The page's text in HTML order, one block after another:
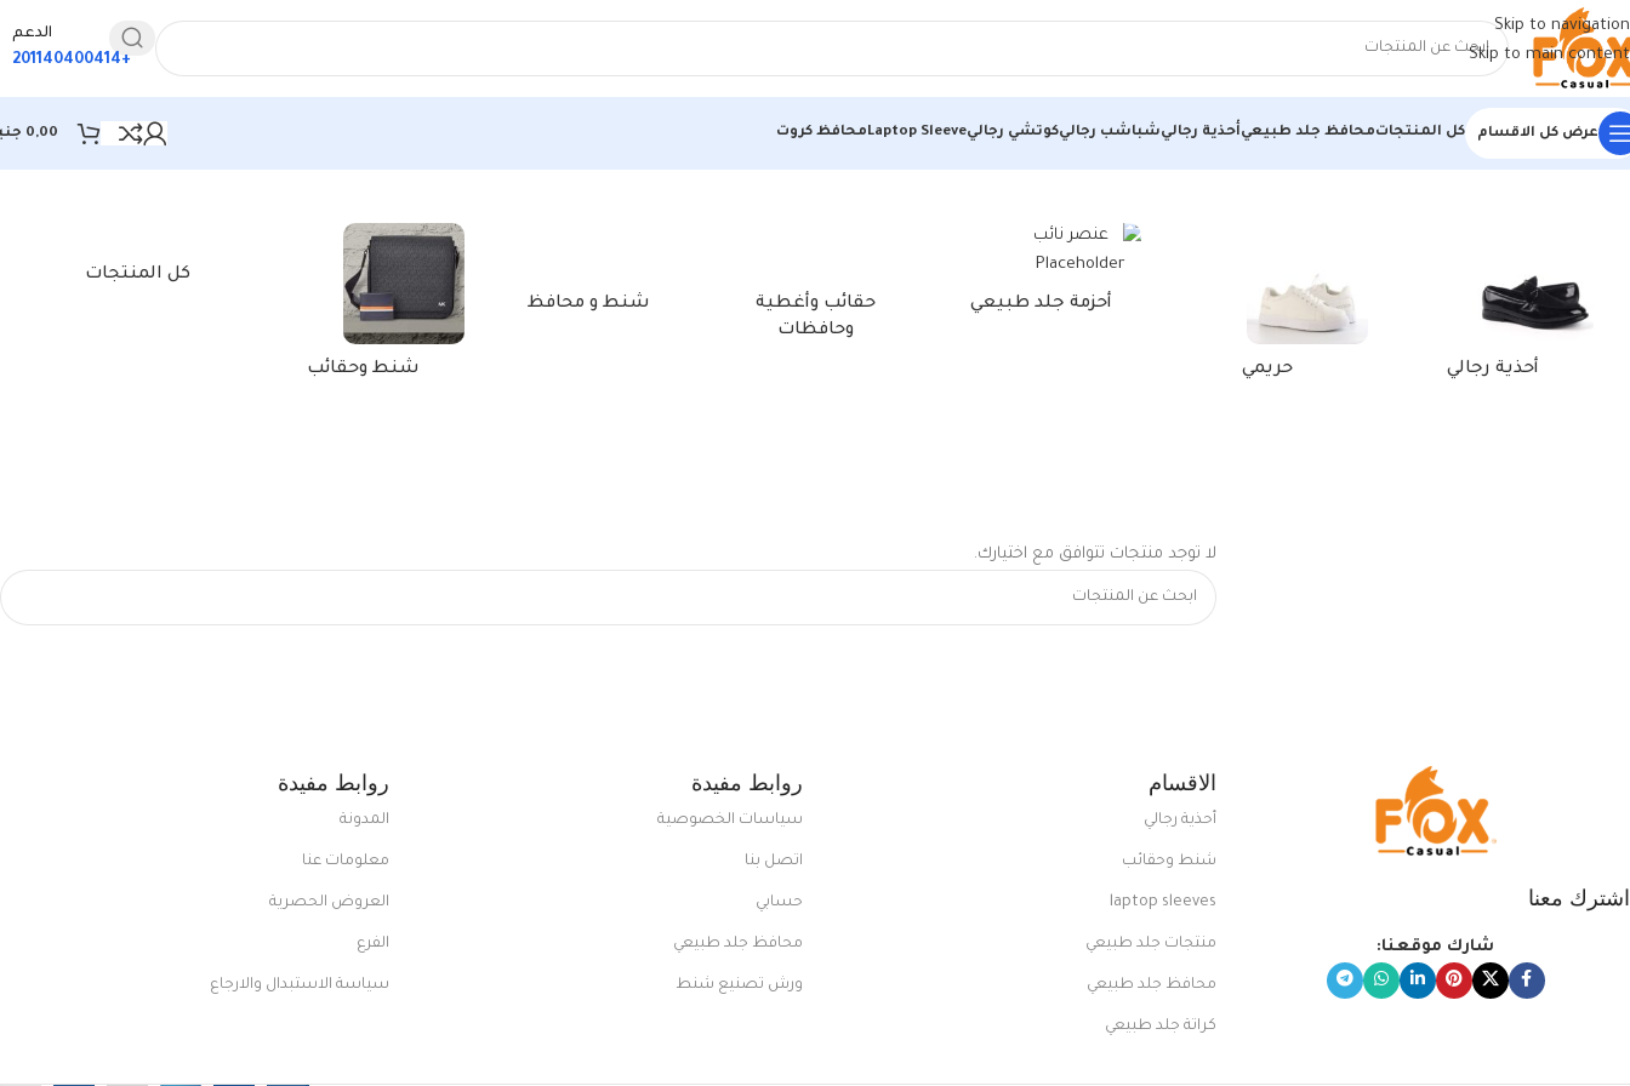
Skip to navigation
Skip to main content
الدعم
+201140400414
عرض كل الاقسام كل المنتجاتمحافظ جلد طبيعيأحذية رجاليشباشب رجاليكوتشي رجاليLaptop Sleeveمحافظ كروت 0,00
الرئيسية/منتجات تحت الوسم “محفظة بطاقات كريدت جلدية”
أحذية رجالي حريمي
أحزمة جلد طبيعي
حقائب وأغطية
وحافظات
شنط و محافظ
شنط وحقائب
كل المنتجات
لا توجد منتجات تتوافق مع اختيارك.
اشترك معنا
شارك موقعنا:
الاقسام
أحذية رجالي
شنط وحقائب
laptop sleeves
منتجات جلد طبيعي
محافظ جلد طبيعي
كراتة جلد طبيعي
روابط مفيدة
سياسات الخصوصية
اتصل بنا
حسابي
محافظ جلد طبيعي
ورش تصنيع شنط
روابط مفيدة
المدونة
معلومات عنا
العروض الحصرية
الفرع
سياسة الاستبدال والارجاع